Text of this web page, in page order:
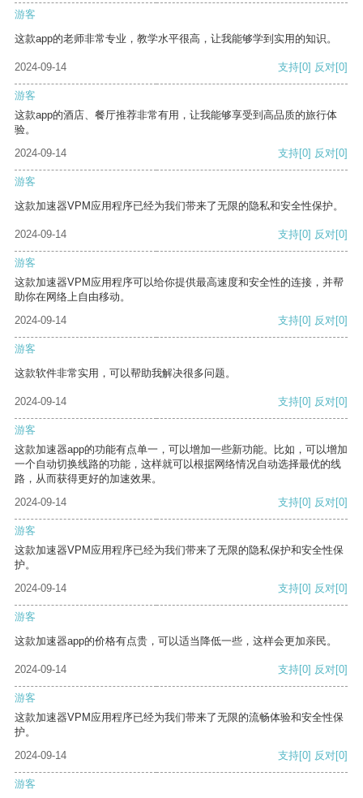
游客
这款app的老师非常专业，教学水平很高，让我能够学到实用的知识。
2024-09-14 支持[0] 反对[0]
游客
这款app的酒店、餐厅推荐非常有用，让我能够享受到高品质的旅行体
验。
2024-09-14
支持[0] 反对[0]
游客
这款加速器VPM应用程序已经为我们带来了无限的隐私和安全性保护。
2024-09-14 支持[0] 反对[0]
游客
这款加速器VPM应用程序可以给你提供最高速度和安全性的连接，并帮
助你在网络上自由移动。
2024-09-14
支持[0] 反对[0]
游客
这款软件非常实用，可以帮助我解决很多问题。
2024-09-14 支持[0] 反对[0]
游客
这款加速器app的功能有点单一，可以增加一些新功能。比如，可以增加
一个自动切换线路的功能，这样就可以根据网络情况自动选择最优的线
路，从而获得更好的加速效果。
2024-09-14
支持[0] 反对[0]
游客
这款加速器VPM应用程序已经为我们带来了无限的隐私保护和安全性保
护。
2024-09-14
支持[0] 反对[0]
游客
这款加速器app的价格有点贵，可以适当降低一些，这样会更加亲民。
2024-09-14 支持[0] 反对[0]
游客
这款加速器VPM应用程序已经为我们带来了无限的流畅体验和安全性保
护。
2024-09-14
支持[0] 反对[0]
游客